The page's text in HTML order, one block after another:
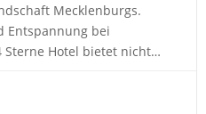
Mecklenburgs.
Entspannung bei
Sterne Hotel bietet nicht
ca. 10 Kilometer von